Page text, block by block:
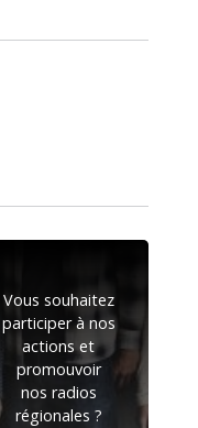
Vous souhaitez
participer à nos
actions et
promouvoir
nos radios
régionales ?